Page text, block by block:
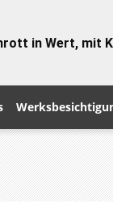
in Wert, mit